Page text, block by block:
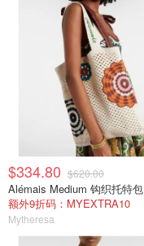
$334.80 $620.00
Alémais Medium 钩织托特包
额外9折码：MYEXTRA10
Mytheresa